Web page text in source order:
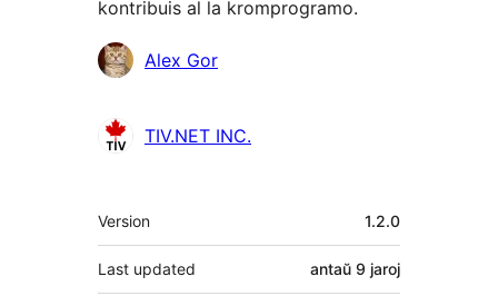
kontribuis al la kromprogramo.
Kontribuantoj
Alex Gor
TIV.NET INC.
Metadatumoj
Version 1.2.0
Last updated antaŭ 9 jaroj